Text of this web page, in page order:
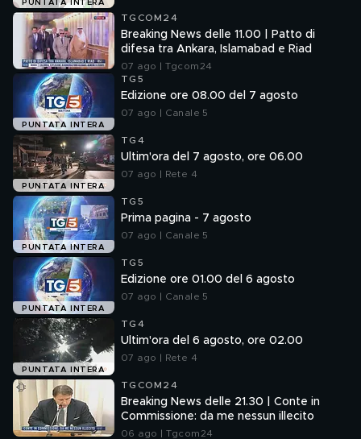
PUNTATA INTERA
TGCOM24
Breaking News delle 11.00 | Patto di
difesa tra Ankara, Islamabad e Riad
07 ago | Tgcom24
PUNTATA INTERA
TG5
Edizione ore 08.00 del 7 agosto
07 ago | Canale 5
PUNTATA INTERA
TG4
Ultim'ora del 7 agosto, ore 06.00
07 ago | Rete 4
PUNTATA INTERA
TG5
Prima pagina - 7 agosto
07 ago | Canale 5
PUNTATA INTERA
TG5
Edizione ore 01.00 del 6 agosto
07 ago | Canale 5
PUNTATA INTERA
TG4
Ultim'ora del 6 agosto, ore 02.00
07 ago | Rete 4
TGCOM24
Breaking News delle 21.30 | Conte in
Commissione: da me nessun illecito
06 ago | Tgcom24